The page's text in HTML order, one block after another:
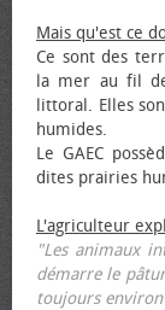
Mais qu'est ce
Ce sont des
la mer au fil
littoral. Elles
humides.
Le GAEC
dites prairies
L'agriculteur
"Les animaux
démarre le
toujours environ